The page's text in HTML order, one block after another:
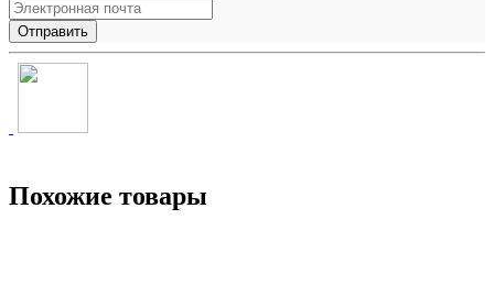
Похожие товары